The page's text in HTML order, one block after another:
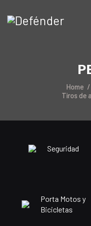
Home
Tiros de
Seguridad
Porta Motos y
Bicicletas
PRODUCTOS
MANUALES